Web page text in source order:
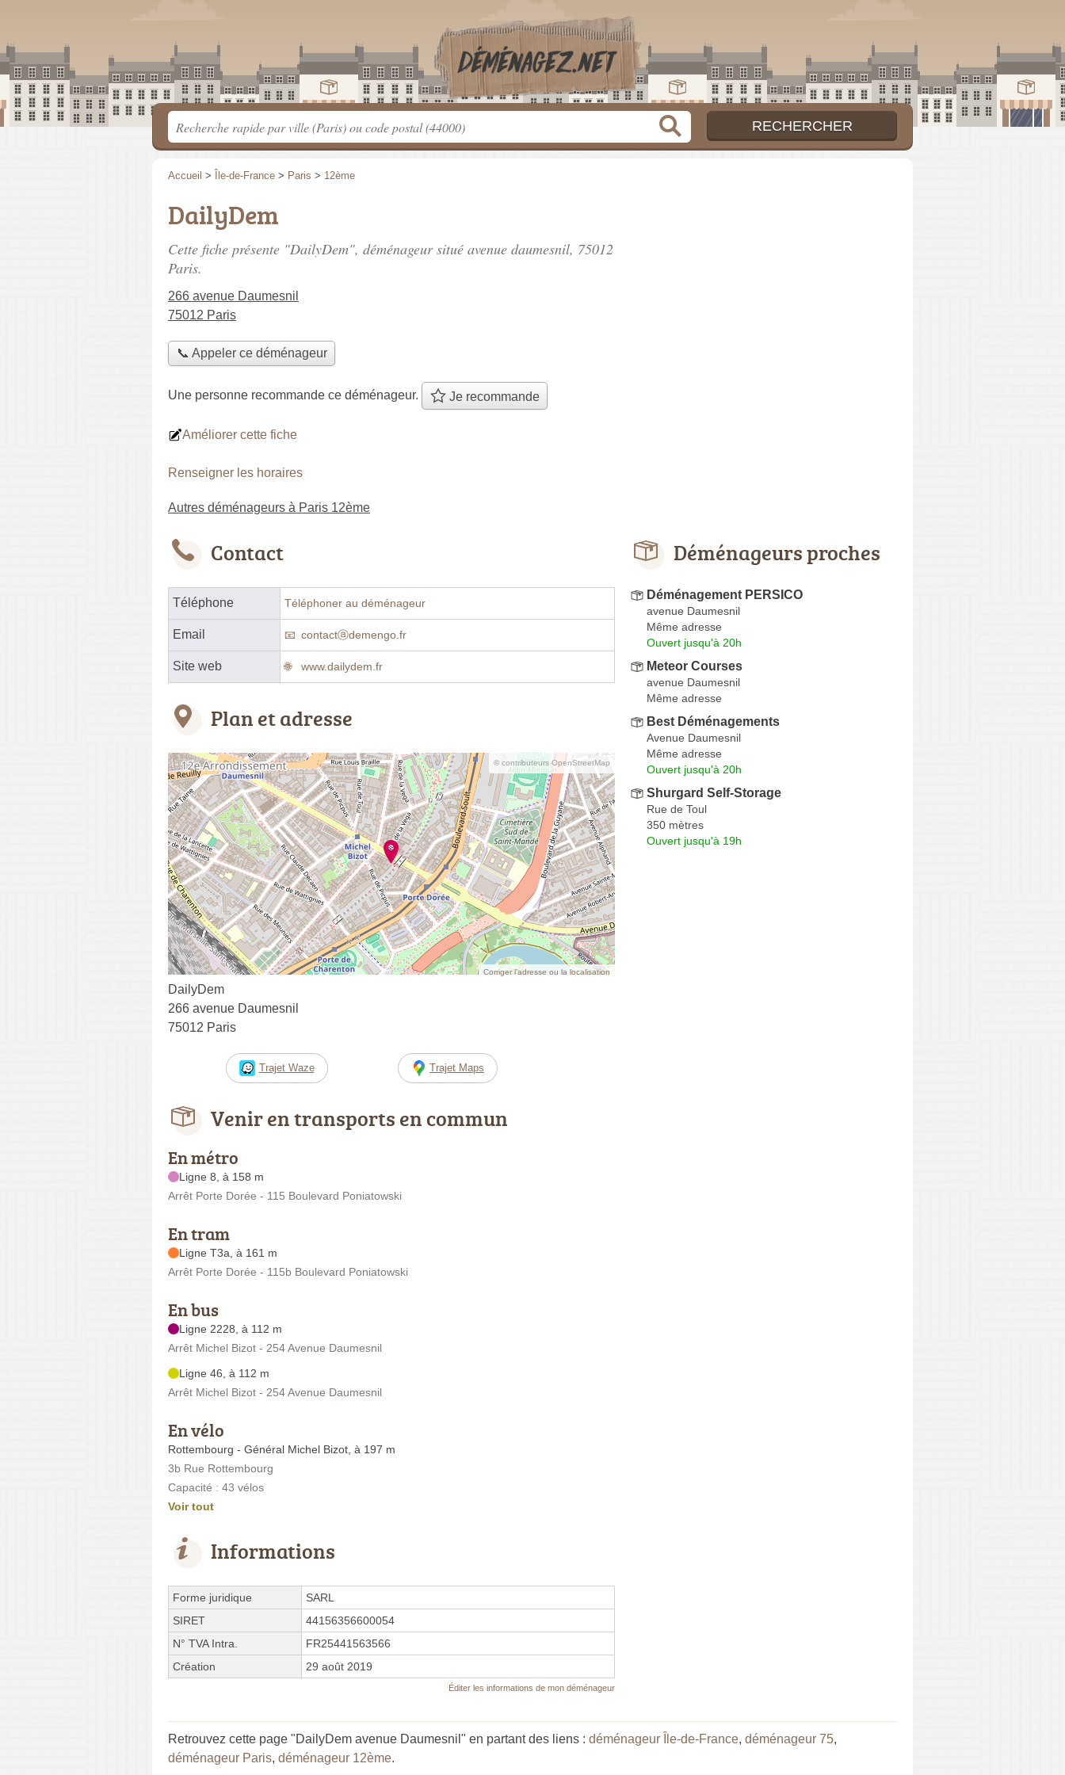
Accueil > Île-de-France > Paris > 12ème
DailyDem
Cette fiche présente "DailyDem", déménageur situé avenue daumesnil, 75012
Paris.
266 avenue Daumesnil
75012 Paris
📞 Appeler ce déménageur
Une personne recommande ce déménageur. Je recommande
Améliorer cette fiche
Renseigner les horaires
Autres déménageurs à Paris 12ème
Contact
Téléphone Téléphoner au déménageur
Email contactⓐdemengo.fr
Site web www.dailydem.fr
Plan et adresse
© contributeurs OpenStreetMap
Corriger l’adresse ou la localisation
DailyDem
266 avenue Daumesnil
75012 Paris
Trajet Waze Trajet Maps
Venir en transports en commun
En métro
Ligne 8, à 158 m
Arrêt Porte Dorée - 115 Boulevard Poniatowski
En tram
Ligne T3a, à 161 m
Arrêt Porte Dorée - 115b Boulevard Poniatowski
En bus
Ligne 2228, à 112 m
Arrêt Michel Bizot - 254 Avenue Daumesnil
Ligne 46, à 112 m
Arrêt Michel Bizot - 254 Avenue Daumesnil
En vélo
Rottembourg - Général Michel Bizot, à 197 m
3b Rue Rottembourg
Capacité : 43 vélos
Voir tout
Informations
Forme juridique
SARL
SIRET
44156356600054
N° TVA Intra.
FR25441563566
Création
29 août 2019
Éditer les informations de mon déménageur
Déménageurs proches
Déménagement PERSICO
avenue Daumesnil
Même adresse
Ouvert jusqu'à 20h
Meteor Courses
avenue Daumesnil
Même adresse
Best Déménagements
Avenue Daumesnil
Même adresse
Ouvert jusqu'à 20h
Shurgard Self-Storage
Rue de Toul
350 mètres
Ouvert jusqu'à 19h
Retrouvez cette page "DailyDem avenue Daumesnil" en partant des liens : déménageur Île-de-France, déménageur 75,
déménageur Paris, déménageur 12ème.